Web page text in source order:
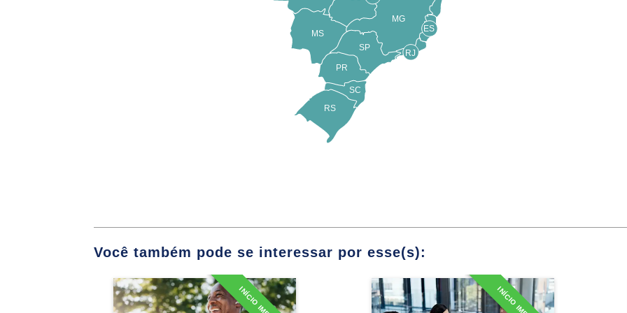
Sistema Único de Saúde (SUS)
Políticas de Saúde no Brasil
Política Nacional de Promoção da Saúde; Política Nacional de
Órgãos Reguladores da Saúde Pública no Brasil
Conceitos de Promoção da Saúde, Prevenção de Doenças e
Reabilitação da Saúde
MS
PR
SC
RS
SP
MG
RJ
ES
Você também pode se interessar por esse(s):
Especialização em Saúde e
Bem-Estar
MBA em Gestão de Clínicas
e Hospitais